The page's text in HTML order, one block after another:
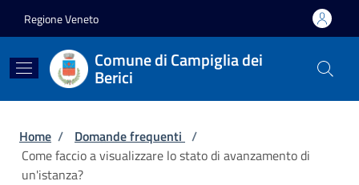
Regione Veneto
Comune di Campiglia dei
Berici
Briciole di pane
Home / Domande frequenti /
Come faccio a visualizzare lo stato di avanzamento di
un'istanza?